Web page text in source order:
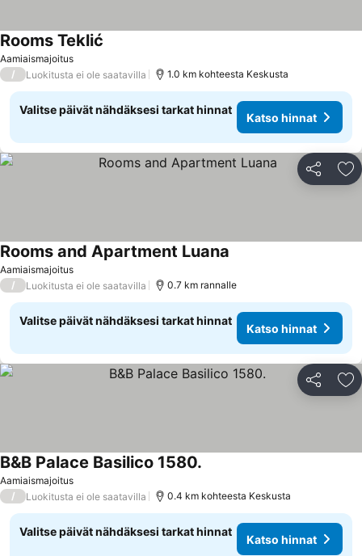
Aamiaismajoitus
Rooms Teklić
/ Luokitusta ei ole saatavilla 1.0 km kohteesta Keskusta
Valitse päivät nähdäksesi tarkat hinnat
Katso hinnat
Jaa
Aamiaismajoitus
Rooms and Apartment Luana
/ Luokitusta ei ole saatavilla 0.7 km rannalle
Valitse päivät nähdäksesi tarkat hinnat
Katso hinnat
Jaa
Aamiaismajoitus
B&B Palace Basilico 1580.
/ Luokitusta ei ole saatavilla 0.4 km kohteesta Keskusta
Valitse päivät nähdäksesi tarkat hinnat
Katso hinnat